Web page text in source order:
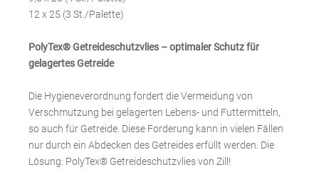
12 x 25 (3 St./Palette)
PolyTex® Getreideschutzvlies – optimaler Schutz für
gelagertes Getreide
Die Hygieneverordnung fordert die Vermeidung von
Verschmutzung bei gelagerten Lebens- und Futtermitteln,
so auch für Getreide. Diese Forderung kann in vielen Fällen
nur durch ein Abdecken des Getreides erfüllt werden. Die
Lösung: PolyTex® Getreideschutzvlies von Zill!